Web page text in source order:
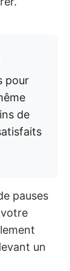
pour
de
pauses
un